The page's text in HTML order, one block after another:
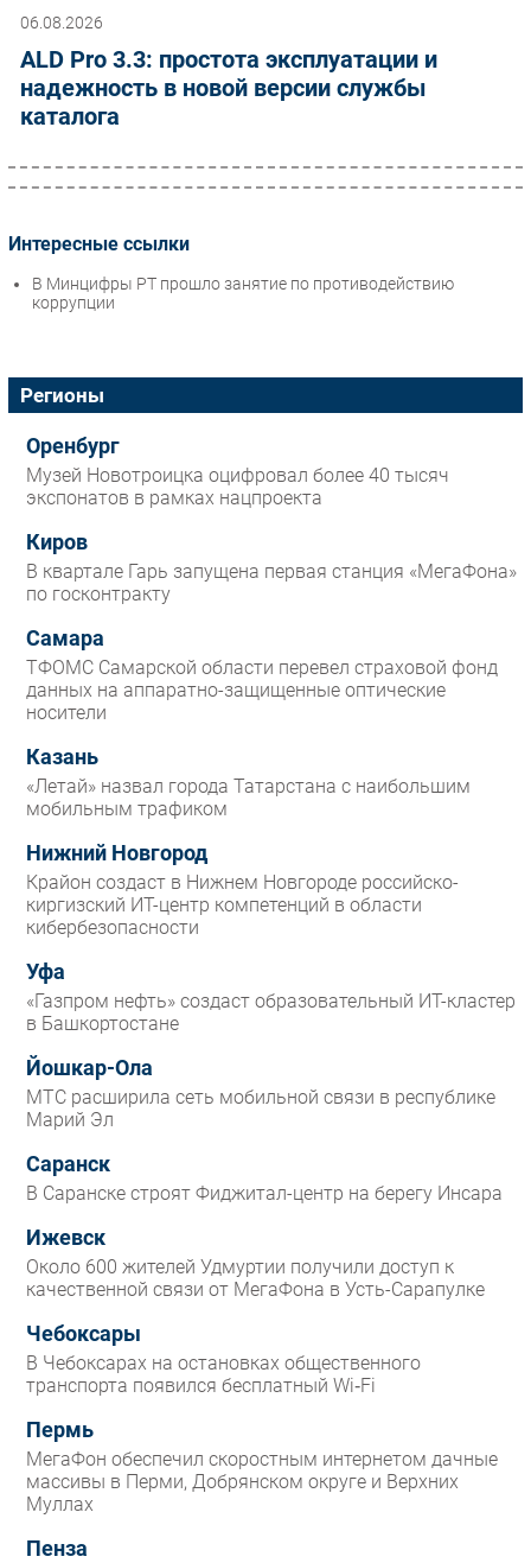
06.08.2026
ALD Pro 3.3: простота эксплуатации и
надежность в новой версии службы
каталога
Интересные ссылки
В Минцифры РТ прошло занятие по противодействию
коррупции
Регионы
Оренбург
Музей Новотроицка оцифровал более 40 тысяч
экспонатов в рамках нацпроекта
Киров
В квартале Гарь запущена первая станция «МегаФона»
по госконтракту
Самара
ТФОМС Самарской области перевел страховой фонд
данных на аппаратно-защищенные оптические
носители
Казань
«Летай» назвал города Татарстана с наибольшим
мобильным трафиком
Нижний Новгород
Крайон создаст в Нижнем Новгороде российско-
киргизский ИТ-центр компетенций в области
кибербезопасности
Уфа
«Газпром нефть» создаст образовательный ИТ-кластер
в Башкортостане
Йошкар-Ола
МТС расширила сеть мобильной связи в республике
Марий Эл
Саранск
В Саранске строят Фиджитал-центр на берегу Инсара
Ижевск
Около 600 жителей Удмуртии получили доступ к
качественной связи от МегаФона в Усть-Сарапулке
Чебоксары
В Чебоксарах на остановках общественного
транспорта появился бесплатный Wi‑Fi
Пермь
МегаФон обеспечил скоростным интернетом дачные
массивы в Перми, Добрянском округе и Верхних
Муллах
Пенза